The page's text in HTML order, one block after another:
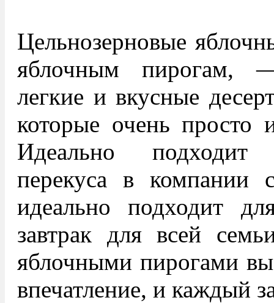
Цельнозерновые
яблочным пирогам,
легкие и вкусные
которые очень просто
Идеально подходит
перекуса в компании
идеально подходит
завтрак для всей
яблочными пирогами вы
впечатление, и каждый